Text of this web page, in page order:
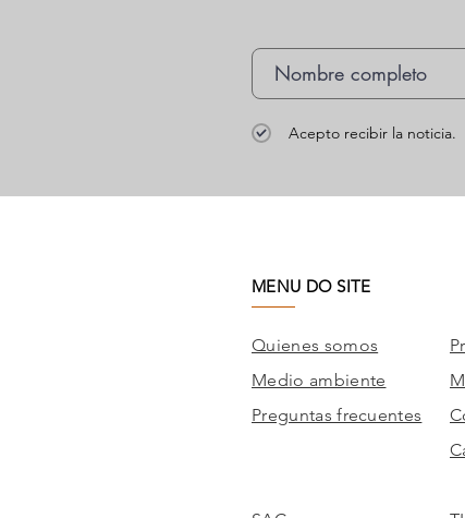
Acepto recibir la noticia.
MENU DO SITE
Quienes somos
Medio ambiente
Preguntas frecuentes